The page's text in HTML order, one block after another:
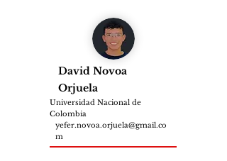
David Novoa
Orjuela
Universidad Nacional de
Colombia
yefer.novoa.orjuela@gmail.co
m